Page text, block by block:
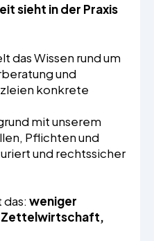
sieht in der Praxis
das Wissen rund um
und
konkrete
mit unserem
Pflichten und
und rechtssicher
das:weniger
Zettelwirtschaft,